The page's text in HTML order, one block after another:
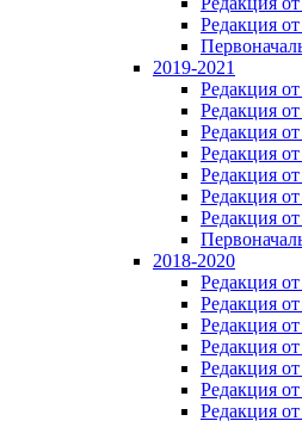
Редакция
2019-2021
Редакция
Редакция
Редакция
Редакция
Редакция
Редакция
Редакция
2018-2020
Редакция
Редакция
Редакция
Редакция
Редакция
Редакция
Редакция